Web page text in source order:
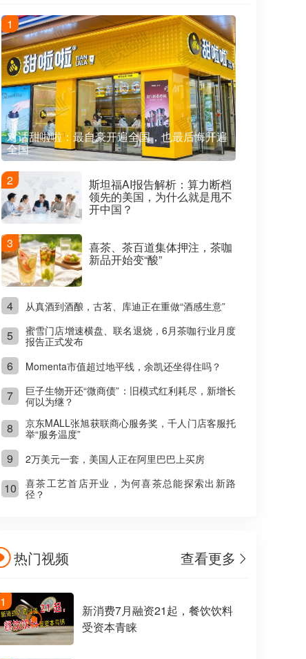
对话甜啦啦：最自豪开遍全国，也最后悔开遍
全国
1
斯坦福AI报告解析：算力断档
领先的美国，为什么就是甩不
开中国？
2
喜茶、茶百道集体押注，茶咖
新品开始变“酸”
3
4 从真酒到酒酿，古茗、库迪正在重做“酒感生意”
5
蜜雪门店增速横盘、联名退烧，6月茶咖行业月度
报告正式发布
6 Momenta市值超过地平线，余凯还坐得住吗？
7
巨子生物开还“微商债”：旧模式红利耗尽，新增长
何以为继？
8
京东MALL张旭获联商心服务奖，千人门店客服托
举“服务温度”
9 2万美元一套，美国人正在阿里巴巴上买房
10
喜茶工艺首店开业，为何喜茶总能探索出新路
径？
热门视频 查看更多
1
新消费7月融资21起，餐饮饮料
受资本青睐